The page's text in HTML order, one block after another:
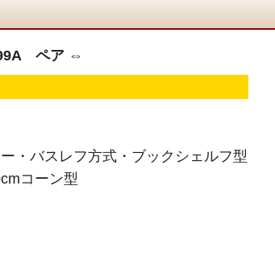
ペア ⇔
・バスレフ方式・ブックシェルフ型
コーン型